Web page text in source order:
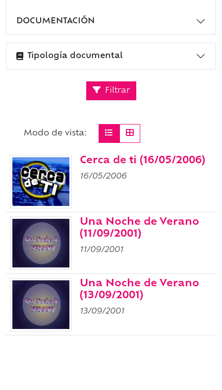
DOCUMENTACIÓN
Tipología documental
Filtrar
Modo de vista:
Cerca de ti (16/05/2006)
16/05/2006
Una Noche de Verano
(11/09/2001)
11/09/2001
Una Noche de Verano
(13/09/2001)
13/09/2001